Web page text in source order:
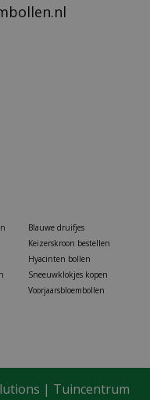
Blauwe druifjes
Keizerskroon bestellen
Hyacinten bollen
Sneeuwklokjes kopen
Voorjaarsbloembollen
| Tuincentrum